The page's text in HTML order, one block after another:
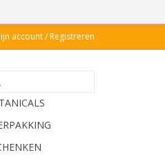
account / Registreren